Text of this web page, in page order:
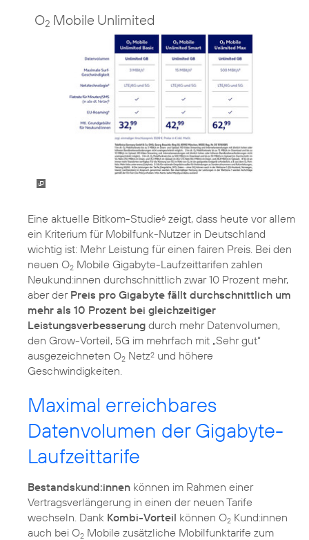
O2 Mobile Unlimited
Eine aktuelle Bitkom-Studie6 zeigt, dass heute vor allem
ein Kriterium für Mobilfunk-Nutzer in Deutschland
wichtig ist: Mehr Leistung für einen fairen Preis. Bei den
neuen O2 Mobile Gigabyte-Laufzeittarifen zahlen
Neukund:innen durchschnittlich zwar 10 Prozent mehr,
aber der Preis pro Gigabyte fällt durchschnittlich um
mehr als 10 Prozent bei gleichzeitiger
Leistungsverbesserung durch mehr Datenvolumen,
den Grow-Vorteil, 5G im mehrfach mit „Sehr gut“
ausgezeichneten O2 Netz2 und höhere
Geschwindigkeiten.
Maximal erreichbares
Datenvolumen der Gigabyte-
Laufzeittarife
Bestandskund:innen können im Rahmen einer
Vertragsverlängerung in einen der neuen Tarife
wechseln. Dank Kombi-Vorteil können O2 Kund:innen
auch bei O2 Mobile zusätzliche Mobilfunktarife zum